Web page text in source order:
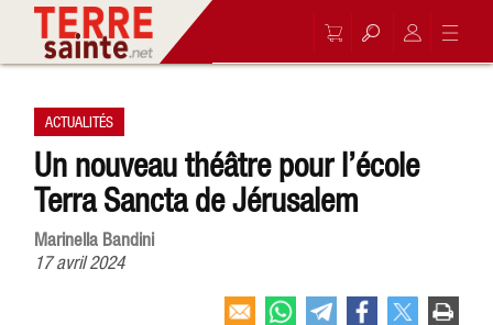
ACTUALITÉS
Un nouveau théâtre pour l’école
Terra Sancta de Jérusalem
Marinella Bandini
17 avril 2024